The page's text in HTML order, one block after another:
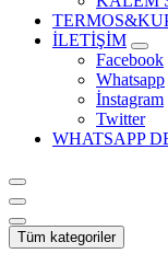
İLETİŞİM
Facebook
Whatsapp
İnstagram
Twitter
WHATSAPP
Tüm kategoriler